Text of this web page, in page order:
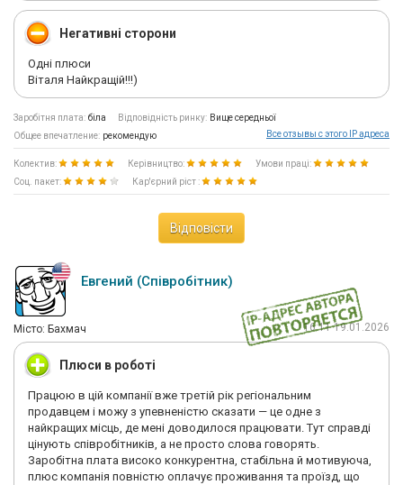
Негативні сторони
Одні плюси
Віталя Найкращій!!!)
Заробітня плата: біла Відповідність ринку: Вище середньої
Общее впечатление: рекомендую Все отзывы с этого IP адреса
Колектив: Керівництво:
Умови праці:
Соц. пакет:
Кар'єрний ріст :
Відповісти
Евгений (Співробітник)
Мiсто: Бахмач 16:11 19.01.2026
Плюси в роботі
Працюю в цій компанії вже третій рік регіональним
продавцем і можу з упевненістю сказати — це одне з
найкращих місць, де мені доводилося працювати. Тут справді
цінують співробітників, а не просто слова говорять.
Заробітна плата високо конкурентна, стабільна й мотивуюча,
плюс компанія повністю оплачує проживання та проїзд, що